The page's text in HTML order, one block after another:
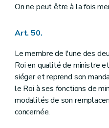
On ne peut être à la fois
Art. 50.
Le membre de l'une des
Roi en qualité de ministre
siéger et reprend son
le Roi à ses fonctions de
modalités de son
concernée.